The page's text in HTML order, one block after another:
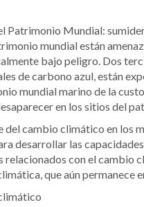
Patrimonio Mundial:
mundial están
bajo peligro. Dos
de carbono azul, están
mundial marino de la
en los sitios del
del cambio climático en los
desarrollar las
relacionados con el cambio
que aún permanece